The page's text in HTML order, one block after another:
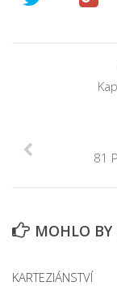
81
MOHLO BY
KARTEZIÁNSTVÍ